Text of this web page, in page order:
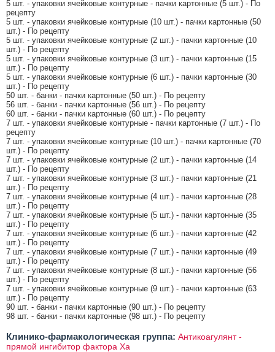
5 шт. - упаковки ячейковые контурные - пачки картонные (5 шт.) - По
рецепту
5 шт. - упаковки ячейковые контурные (10 шт.) - пачки картонные (50
шт.) - По рецепту
5 шт. - упаковки ячейковые контурные (2 шт.) - пачки картонные (10
шт.) - По рецепту
5 шт. - упаковки ячейковые контурные (3 шт.) - пачки картонные (15
шт.) - По рецепту
5 шт. - упаковки ячейковые контурные (6 шт.) - пачки картонные (30
шт.) - По рецепту
50 шт. - банки - пачки картонные (50 шт.) - По рецепту
56 шт. - банки - пачки картонные (56 шт.) - По рецепту
60 шт. - банки - пачки картонные (60 шт.) - По рецепту
7 шт. - упаковки ячейковые контурные - пачки картонные (7 шт.) - По
рецепту
7 шт. - упаковки ячейковые контурные (10 шт.) - пачки картонные (70
шт.) - По рецепту
7 шт. - упаковки ячейковые контурные (2 шт.) - пачки картонные (14
шт.) - По рецепту
7 шт. - упаковки ячейковые контурные (3 шт.) - пачки картонные (21
шт.) - По рецепту
7 шт. - упаковки ячейковые контурные (4 шт.) - пачки картонные (28
шт.) - По рецепту
7 шт. - упаковки ячейковые контурные (5 шт.) - пачки картонные (35
шт.) - По рецепту
7 шт. - упаковки ячейковые контурные (6 шт.) - пачки картонные (42
шт.) - По рецепту
7 шт. - упаковки ячейковые контурные (7 шт.) - пачки картонные (49
шт.) - По рецепту
7 шт. - упаковки ячейковые контурные (8 шт.) - пачки картонные (56
шт.) - По рецепту
7 шт. - упаковки ячейковые контурные (9 шт.) - пачки картонные (63
шт.) - По рецепту
90 шт. - банки - пачки картонные (90 шт.) - По рецепту
98 шт. - банки - пачки картонные (98 шт.) - По рецепту
Клинико-фармакологическая группа: Антикоагулянт -
прямой ингибитор фактора Xa